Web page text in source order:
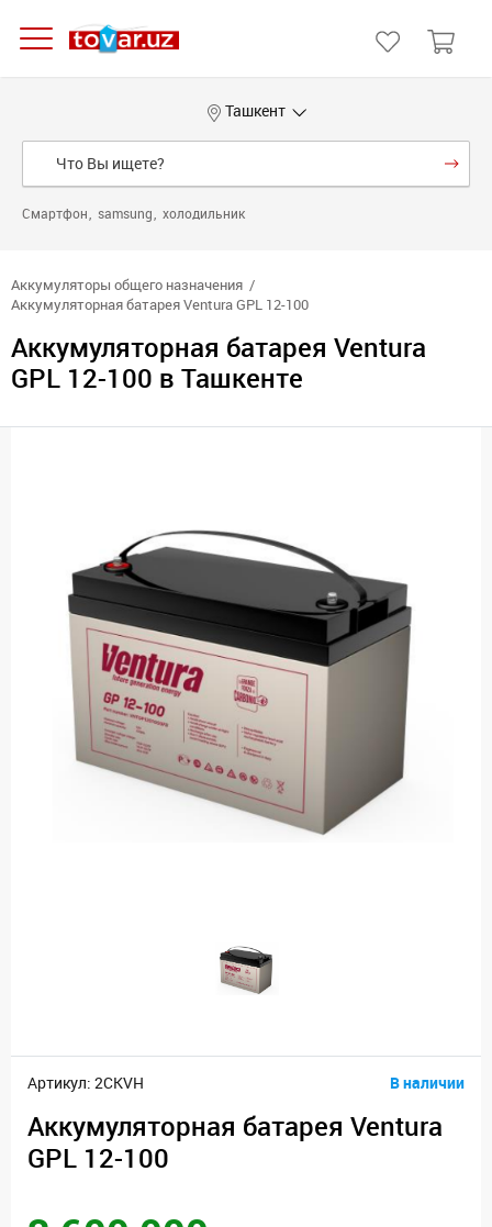
Ташкент
Смартфон samsung холодильник
Аккумуляторы общего назначения
Аккумуляторная батарея Ventura GPL 12-100
Аккумуляторная батарея Ventura
GPL 12-100 в Ташкенте
Артикул: 2CKVH В наличии
Аккумуляторная батарея Ventura
GPL 12-100